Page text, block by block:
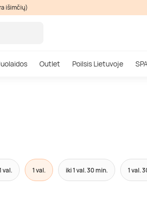
išimčių)
Outlet Poilsis Lietuvoje
val. 1 val. iki 1 val. 30 min. 1 val.